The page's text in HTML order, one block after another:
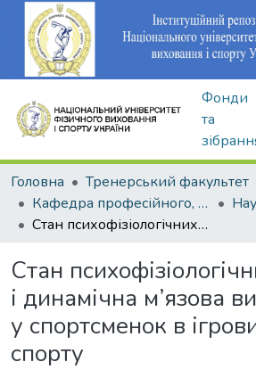
Фонди
та
Головна
Тренерський факультет
Кафедра професійного, неолімпійського та адаптивного спорту
Стан психофізіологічних функцій і динамічна м’язова витривалість у спортсменок в ігрових видах спорту
Стан
і динамічна м’язова
у спортсменок в
спорту